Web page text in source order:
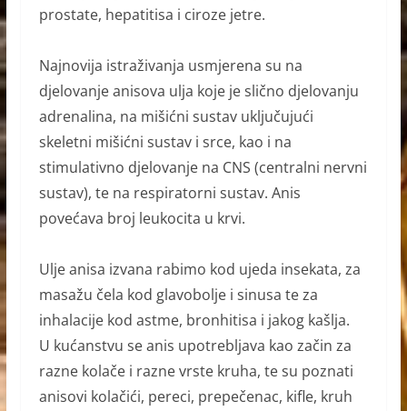
prostate, hepatitisa i ciroze jetre.
Najnovija istraživanja usmjerena su na
djelovanje anisova ulja koje je slično djelovanju
adrenalina, na mišićni sustav uključujući
skeletni mišićni sustav i srce, kao i na
stimulativno djelovanje na CNS (centralni nervni
sustav), te na respiratorni sustav. Anis
povećava broj leukocita u krvi.
Ulje anisa izvana rabimo kod ujeda insekata, za
masažu čela kod glavobolje i sinusa te za
inhalacije kod astme, bronhitisa i jakog kašlja.
U kućanstvu se anis upotrebljava kao začin za
razne kolače i razne vrste kruha, te su poznati
anisovi kolačići, pereci, prepečenac, kifle, kruh